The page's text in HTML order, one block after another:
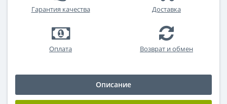
Гарантия качества Доставка
Оплата Возврат и обмен
Описание